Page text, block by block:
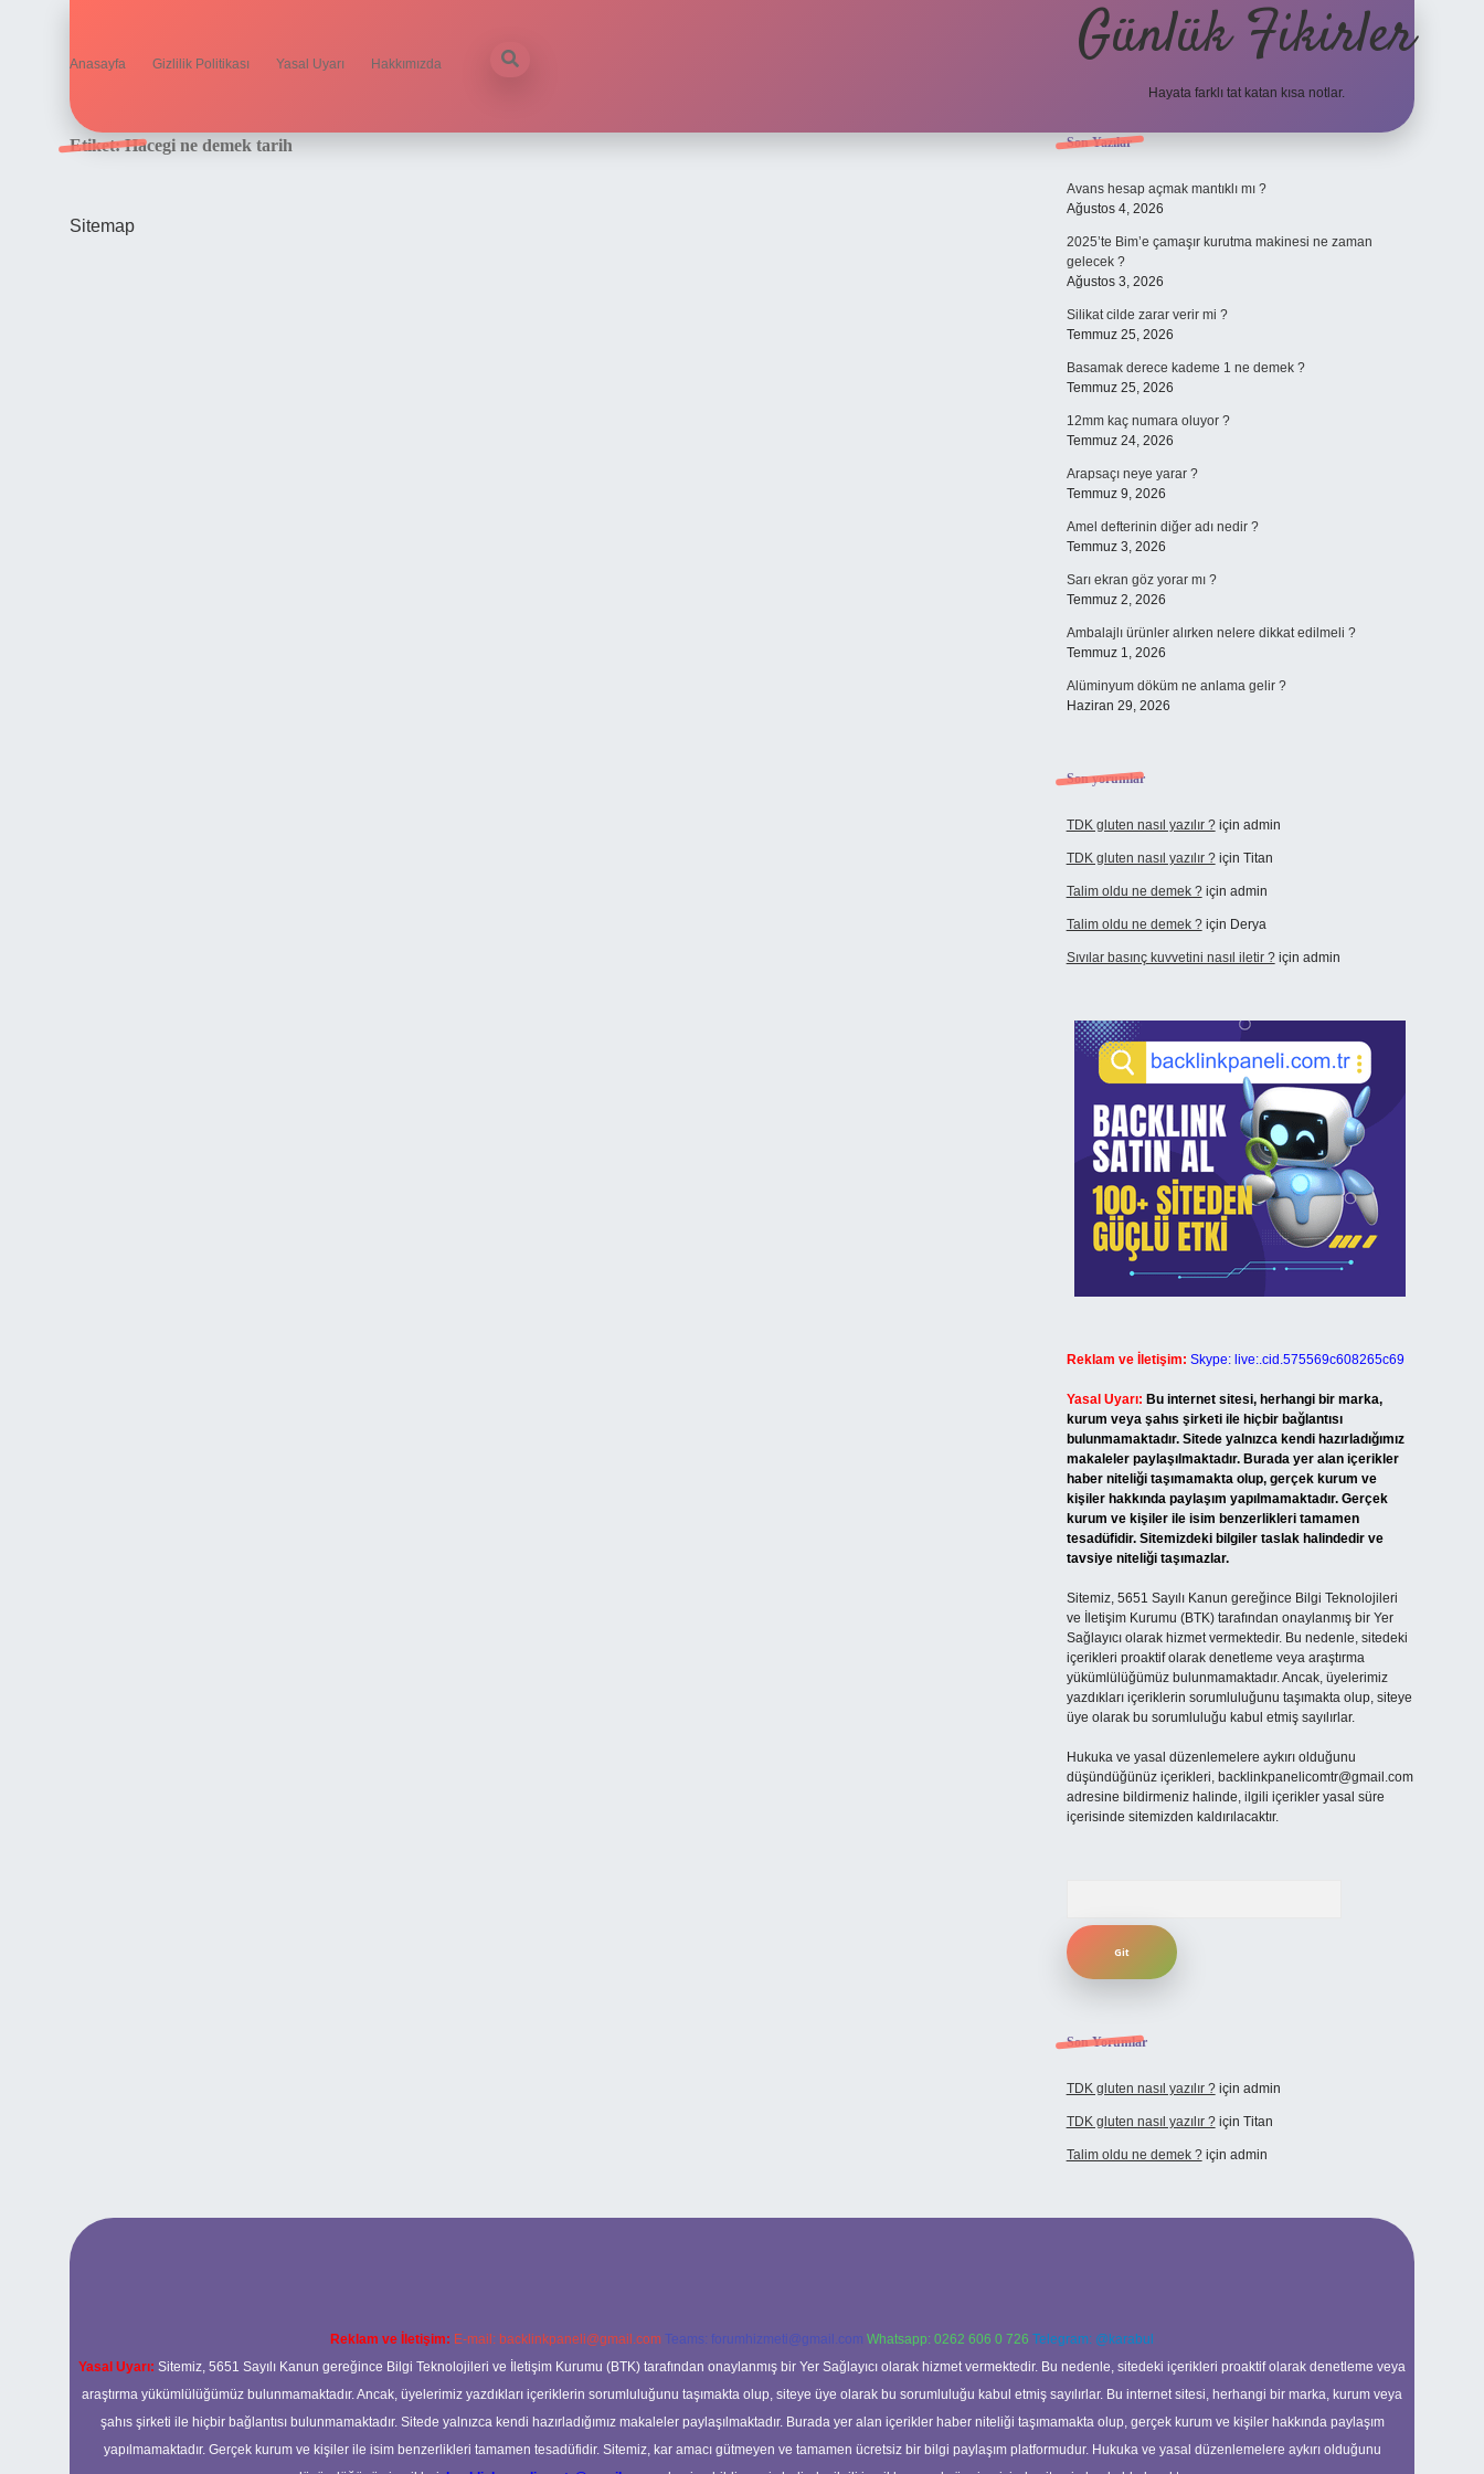
Anasayfa Gizlilik Politikası Yasal Uyarı Hakkımızda Günlük Fikirler
Hayata farklı tat katan kısa notlar.
Etiket:Hacegi ne demek tarih
Sitemap
Sidebar
Son Yazılar
Avans hesap açmak mantıklı mı ?
Ağustos 4, 2026
2025’te Bim’e çamaşır kurutma makinesi ne zaman
gelecek ?
Ağustos 3, 2026
Silikat cilde zarar verir mi ?
Temmuz 25, 2026
Basamak derece kademe 1 ne demek ?
Temmuz 25, 2026
12mm kaç numara oluyor ?
Temmuz 24, 2026
Arapsaçı neye yarar ?
Temmuz 9, 2026
Amel defterinin diğer adı nedir ?
Temmuz 3, 2026
Sarı ekran göz yorar mı ?
Temmuz 2, 2026
Ambalajlı ürünler alırken nelere dikkat edilmeli ?
Temmuz 1, 2026
Alüminyum döküm ne anlama gelir ?
Haziran 29, 2026
Son yorumlar
TDK gluten nasıl yazılır ?için admin
TDK gluten nasıl yazılır ?için Titan
Talim oldu ne demek ?için admin
Talim oldu ne demek ?için Derya
Sıvılar basınç kuvvetini nasıl iletir ?için admin
Reklam ve İletişim: Skype: live:.cid.575569c608265c69
Yasal Uyarı: Bu internet sitesi, herhangi bir marka,
kurum veya şahıs şirketi ile hiçbir bağlantısı
bulunmamaktadır. Sitede yalnızca kendi hazırladığımız
makaleler paylaşılmaktadır. Burada yer alan içerikler
haber niteliği taşımamakta olup, gerçek kurum ve
kişiler hakkında paylaşım yapılmamaktadır. Gerçek
kurum ve kişiler ile isim benzerlikleri tamamen
tesadüfidir. Sitemizdeki bilgiler taslak halindedir ve
tavsiye niteliği taşımazlar.
Sitemiz, 5651 Sayılı Kanun gereğince Bilgi Teknolojileri
ve İletişim Kurumu (BTK) tarafından onaylanmış bir Yer
Sağlayıcı olarak hizmet vermektedir. Bu nedenle, sitedeki
içerikleri proaktif olarak denetleme veya araştırma
yükümlülüğümüz bulunmamaktadır. Ancak, üyelerimiz
yazdıkları içeriklerin sorumluluğunu taşımakta olup, siteye
üye olarak bu sorumluluğu kabul etmiş sayılırlar.
Hukuka ve yasal düzenlemelere aykırı olduğunu
düşündüğünüz içerikleri, backlinkpanelicomtr@gmail.com
adresine bildirmeniz halinde, ilgili içerikler yasal süre
içerisinde sitemizden kaldırılacaktır.
Son Yorumlar
TDK gluten nasıl yazılır ?için admin
TDK gluten nasıl yazılır ?için Titan
Talim oldu ne demek ?için admin
Reklam ve İletişim: E-mail: backlinkpaneli@gmail.com Teams: forumhizmeti@gmail.com Whatsapp: 0262 606 0 726 Telegram: @karabul
Yasal Uyarı: Sitemiz, 5651 Sayılı Kanun gereğince Bilgi Teknolojileri ve İletişim Kurumu (BTK) tarafından onaylanmış bir Yer Sağlayıcı olarak hizmet vermektedir. Bu nedenle, sitedeki içerikleri proaktif olarak denetleme veya
araştırma yükümlülüğümüz bulunmamaktadır. Ancak, üyelerimiz yazdıkları içeriklerin sorumluluğunu taşımakta olup, siteye üye olarak bu sorumluluğu kabul etmiş sayılırlar. Bu internet sitesi, herhangi bir marka, kurum veya
şahıs şirketi ile hiçbir bağlantısı bulunmamaktadır. Sitede yalnızca kendi hazırladığımız makaleler paylaşılmaktadır. Burada yer alan içerikler haber niteliği taşımamakta olup, gerçek kurum ve kişiler hakkında paylaşım
yapılmamaktadır. Gerçek kurum ve kişiler ile isim benzerlikleri tamamen tesadüfidir. Sitemiz, kar amacı gütmeyen ve tamamen ücretsiz bir bilgi paylaşım platformudur. Hukuka ve yasal düzenlemelere aykırı olduğunu